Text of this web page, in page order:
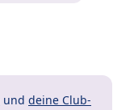
und deine Club-